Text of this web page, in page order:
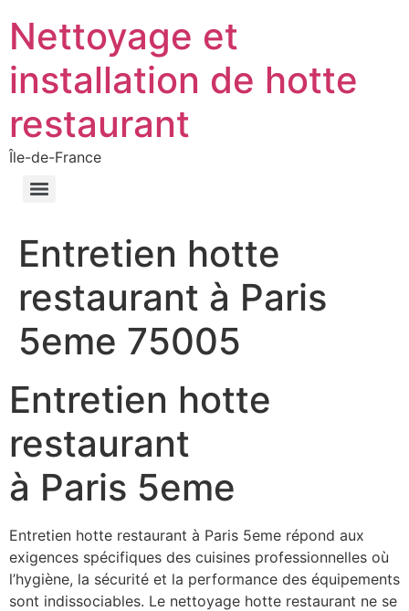
Nettoyage et
installation de hotte
restaurant
Île-de-France
Entretien hotte
restaurant à Paris
5eme 75005
Entretien hotte
restaurant
à Paris 5eme
Entretien hotte restaurant à Paris 5eme répond aux
exigences spécifiques des cuisines professionnelles où
l’hygiène, la sécurité et la performance des équipements
sont indissociables. Le nettoyage hotte restaurant ne se